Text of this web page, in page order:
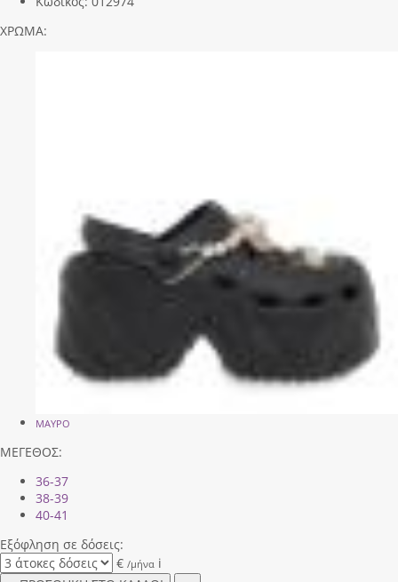
ΧΡΩΜΑ:
ΜΑΥΡΟ
ΜΕΓΕΘΟΣ:
36-37
38-39
40-41
Εξόφληση σε δόσεις:
€ /μήνα i